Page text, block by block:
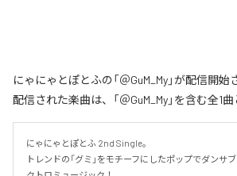
にゃにゃとぽとふの「＠GuM_My」が配信開
配信された楽曲は、「＠GuM_My」を含む全1曲
にゃにゃとぽとふ 2nd Single。
トレンドの「グミ」をモチーフにしたポップでダンサ